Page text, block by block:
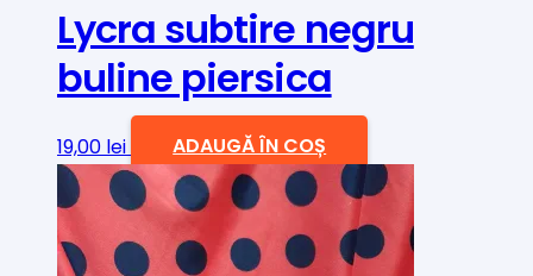
Lycra subtire negru
buline piersica
19,00 lei ADAUGĂ ÎN COȘ